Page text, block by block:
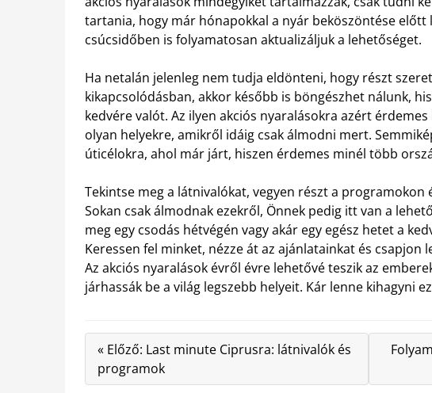
tartania, hogy már hónapokkal a nyár beköszöntése előtt
csúcsidőben is folyamatosan aktualizáljuk a lehetőséget.
Ha netalán jelenleg nem tudja eldönteni, hogy részt
kikapcsolódásban, akkor később is böngészhet nálunk,
kedvére valót. Az ilyen akciós nyaralásokra azért
olyan helyekre, amikről idáig csak álmodni mert.
úticélokra, ahol már járt, hiszen érdemes minél több
Tekintse meg a látnivalókat, vegyen részt a programokon
Sokan csak álmodnak ezekről, Önnek pedig itt van a
meg egy csodás hétvégén vagy akár egy egész hetet a
Keressen fel minket, nézze át az ajánlatainkat és csapjon
Az akciós nyaralások évről évre lehetővé teszik az
járhassák be a világ legszebb helyeit. Kár lenne kihagyni
« Előző: Last minute Ciprusra: látnivalók és
programok